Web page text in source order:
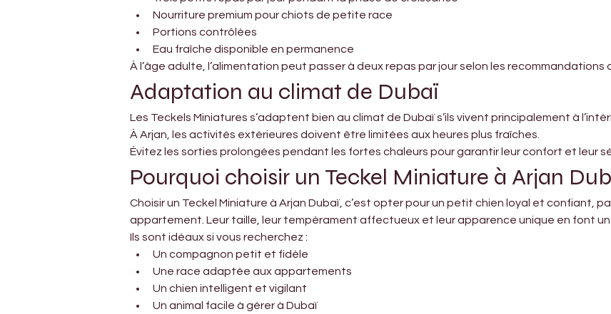
Nourriture premium pour chiots de petite race
Portions contrôlées
Eau fraîche disponible en permanence
À l’âge adulte, l’alimentation peut passer à deux repas par jour selon les recommandations
Adaptation au climat de Dubaï
Les Teckels Miniatures s’adaptent bien au climat de Dubaï s’ils vivent principalement à
À Arjan, les activités extérieures doivent être limitées aux heures plus fraîches.
Évitez les sorties prolongées pendant les fortes chaleurs pour garantir leur confort et leur
Pourquoi choisir un Teckel Miniature à Arjan
Choisir un Teckel Miniature à Arjan Dubaï, c’est opter pour un petit chien loyal et confiant,
appartement. Leur taille, leur tempérament affectueux et leur apparence unique en font
Ils sont idéaux si vous recherchez :
Un compagnon petit et fidèle
Une race adaptée aux appartements
Un chien intelligent et vigilant
Un animal facile à gérer à Dubaï